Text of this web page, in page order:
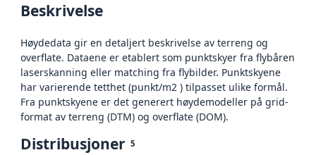
Beskrivelse
Høydedata gir en detaljert beskrivelse av terreng og
overflate. Dataene er etablert som punktskyer fra flybåren
laserskanning eller matching fra flybilder. Punktskyene
har varierende tetthet (punkt/m2 ) tilpasset ulike formål.
Fra punktskyene er det generert høydemodeller på grid-
format av terreng (DTM) og overflate (DOM).
Distribusjoner 5